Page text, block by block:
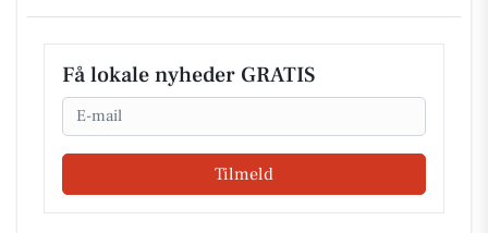
Få lokale nyheder GRATIS
Email
Tilmeld